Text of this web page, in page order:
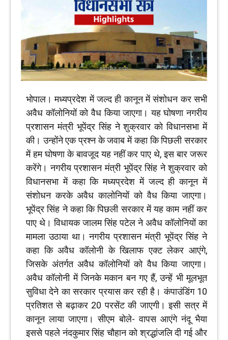
भोपाल। मध्यप्रदेश में जल्द ही कानून में संशोधन कर सभी
अवैध कॉलोनियों को वैध किया जाएगा। यह घोषणा नगरीय
प्रशासन मंत्री भूपेंद्र सिंह ने शुक्रवार को विधानसभा में
की। उन्होंने एक प्रश्न के जवाब में कहा कि पिछली सरकार
में हम घोषणा के बावजूद यह नहीं कर पाए थे, इस बार जरूर
करेंगे। नगरीय प्रशासन मंत्री भूपेंद्र सिंह ने शुक्रवार को
विधानसभा में कहा कि मध्यप्रदेश में जल्द ही कानून में
संशोधन करके अवैध कालोनियों को वैध किया जाएगा।
भूपेंद्र सिंह ने कहा कि पिछली सरकार में यह काम नहीं कर
पाए थे। विधायक जालम सिंह पटेल ने अवैध कॉलोनियों का
मामला उठाया था। नगरीय प्रशासन मंत्री भूपेंद्र सिंह ने
कहा कि अवैध कॉलोनी के खिलाफ एक्ट लेकर आएंगे,
जिसके अंतर्गत अवैध कॉलोनियों को वैध किया जाएगा।
अवैध कॉलोनी में जिनके मकान बन गए हैं, उन्हें भी मूलभूत
सुविधा देने का सरकार प्रयास कर रही है। कंपाउंडिंग 10
प्रतिशत से बढ़ाकर 20 परसेंट की जाएगी। इसी सत्र में
कानून लाया जाएगा। सीएम बोले- वापस आएंगे नंदू भैया
इससे पहले नंदकुमार सिंह चौहान को श्रद्धांजलि दी गई और